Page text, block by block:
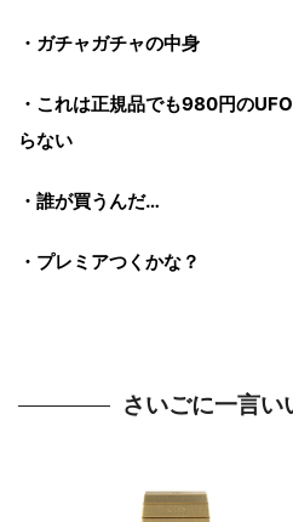
・ガチャガチャの中身
・これは正規品でも980円の
らない
・誰が買うんだ…
・プレミアつくかな？
さいごに一言